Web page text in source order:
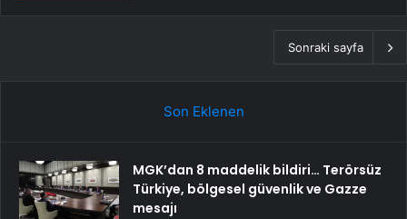
Sonraki sayfa
Son Eklenen
MGK’dan 8 maddelik bildiri… Terörsüz
Türkiye, bölgesel güvenlik ve Gazze
mesajı